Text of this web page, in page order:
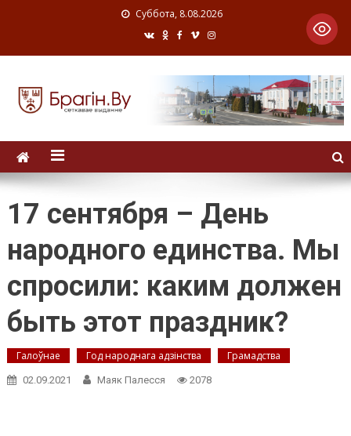
Суббота, 8.08.2026
17 сентября – День
народного единства. Мы
спросили: каким должен
быть этот праздник?
Галоўнае Год народнага адзінства Грамадства
02.09.2021 Маяк Палесся 2078